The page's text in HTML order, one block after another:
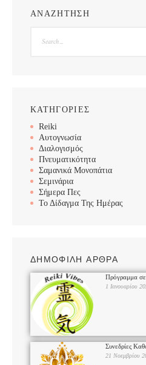
ΑΝΑΖΗΤΗΣΗ
ΚΑΤΗΓΟΡΙΕΣ
Reiki
Αυτογνωσία
Διαλογισμός
Πνευματικότητα
Σαμανικά Μονοπάτια
Σεμινάρια
Σήμερα Πες
Το Δίδαγμα Της Ημέρας
ΔΗΜΟΦΙΛΗ ΑΡΘΡΑ
Πρόγραμμα
1 Ιανουαρίου
Συνεδρίες
21 Νοεμβρίου